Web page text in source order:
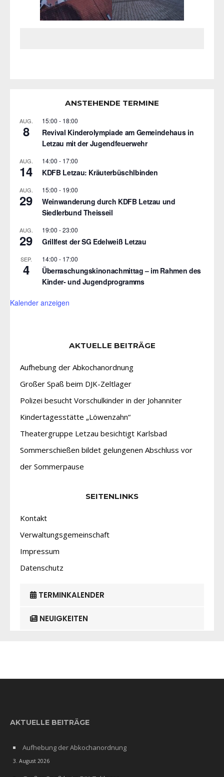
ANSTEHENDE TERMINE
AUG.
8
15:00 - 18:00
Revival Kinderolympiade am Gemeindehaus in
Letzau mit der Jugendfeuerwehr
AUG.
14
14:00 - 17:00
KDFB Letzau: Kräuterbüschlbinden
AUG.
29
15:00 - 19:00
Weinwanderung durch KDFB Letzau und
Siedlerbund Theisseil
AUG.
29
19:00 -23:00
Grillfest der SG Edelweiß Letzau
SEP.
4
14:00 - 17:00
Überraschungskinonachmittag – im Rahmen des
Kinder- und Jugendprogramms
Kalender anzeigen
AKTUELLE BEITRÄGE
Aufhebung der Abkochanordnung
Großer Spaß beim DJK-Zeltlager
Polizei besucht Vorschulkinder in der Johanniter
Kindertagesstätte „Löwenzahn“
Theatergruppe Letzau besichtigt Karlsbad
Sommerschießen bildet gelungenen Abschluss vor
der Sommerpause
SEITENLINKS
Kontakt
Verwaltungsgemeinschaft
Impressum
Datenschutz
TERMINKALENDER
NEUIGKEITEN
AKTUELLE BEITRÄGE
Aufhebung der Abkochanordnung
3. August 2026